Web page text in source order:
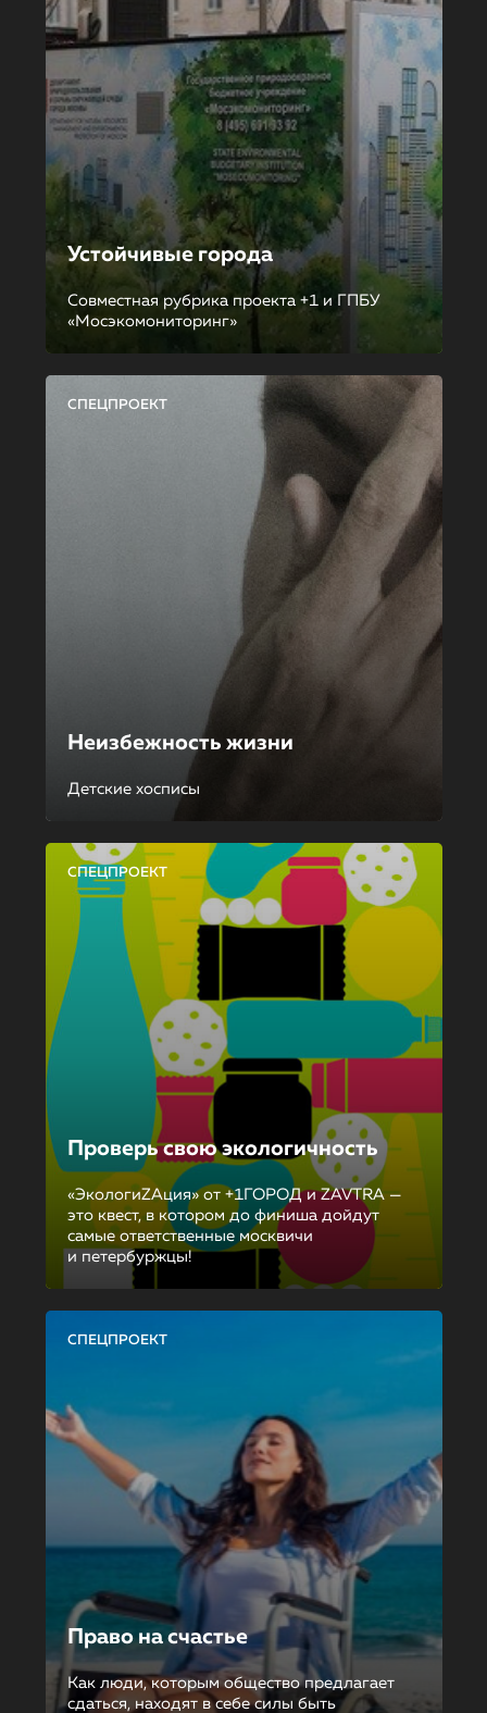
Устойчивые города
Совместная рубрика проекта +1 и ГПБУ
«Мосэкомониторинг»
СПЕЦПРОЕКТ
Неизбежность жизни
Детские хосписы
СПЕЦПРОЕКТ
Проверь свою экологичность
«ЭкологиZAция» от +1ГОРОД и ZAVTRA —
это квест, в котором до финиша дойдут
самые ответственные москвичи
и петербуржцы!
СПЕЦПРОЕКТ
Право на счастье
Как люди, которым общество предлагает
сдаться, находят в себе силы быть